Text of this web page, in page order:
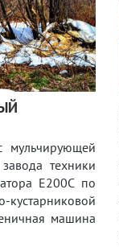
мульчирующей
техники
E200C по
машина